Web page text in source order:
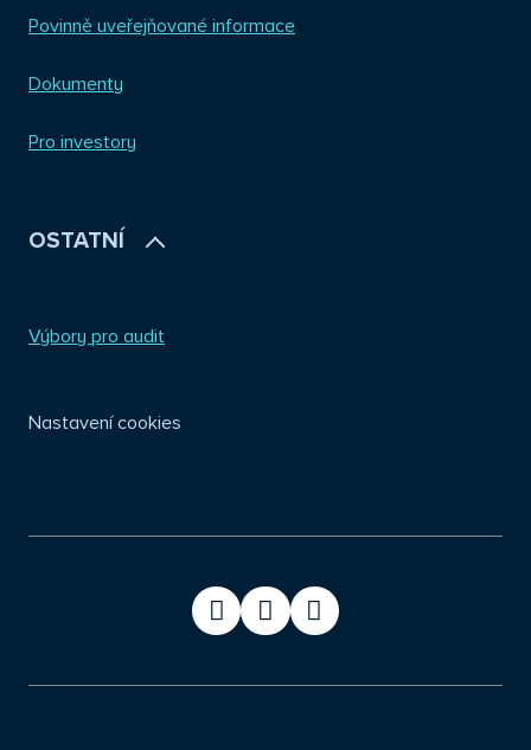
Povinně uveřejňované informace
Dokumenty
Pro investory
OSTATNÍ
Výbory pro audit
Nastavení cookies